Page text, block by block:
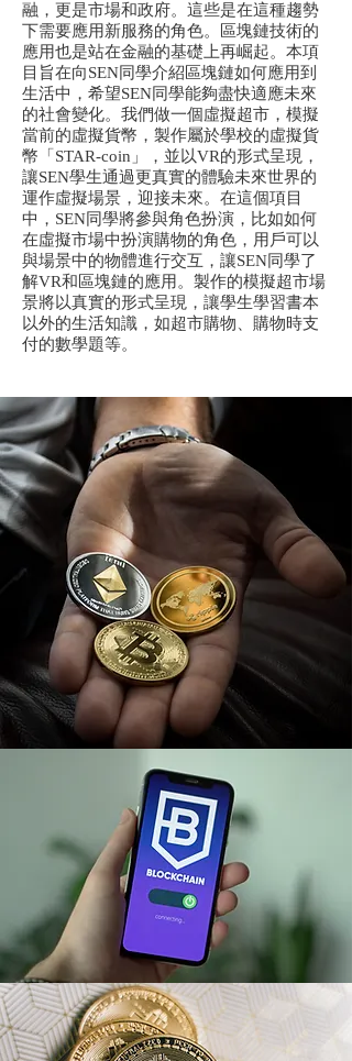
融，更是市場和政府。這些是在這種趨勢
下需要應用新服務的角色。區塊鏈技術的
應用也是站在金融的基礎上再崛起。本項
目旨在向SEN同學介紹區塊鏈如何應用到
生活中，希望SEN同學能夠盡快適應未來
的社會變化。我們做一個虛擬超市，模擬
當前的虛擬貨幣，製作屬於學校的虛擬貨
幣「STAR-coin」，並以VR的形式呈現，
讓SEN學生通過更真實的體驗未來世界的
運作虛擬場景，迎接未來。在這個項目
中，SEN同學將參與角色扮演，比如如何
在虛擬市場中扮演購物的角色，用戶可以
與場景中的物體進行交互，讓SEN同學了
解VR和區塊鏈的應用。製作的模擬超市場
景將以真實的形式呈現，讓學生學習書本
以外的生活知識，如超市購物、購物時支
付的數學題等。